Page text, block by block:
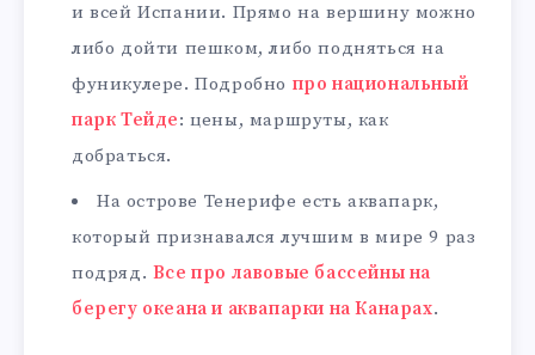
и всей Испании. Прямо на вершину можно
либо дойти пешком, либо подняться на
фуникулере. Подробно про национальный
парк Тейде: цены, маршруты, как
добраться.
На острове Тенерифе есть аквапарк,
который признавался лучшим в мире 9 раз
подряд. Все про лавовые бассейны на
берегу океана и аквапарки на Канарах.